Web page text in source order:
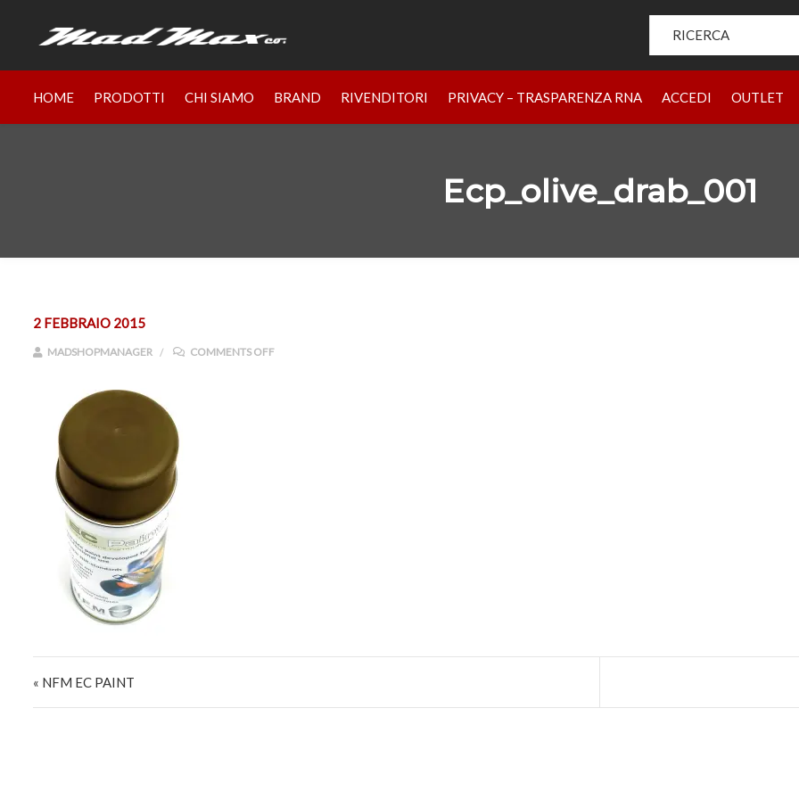
HOME PRODOTTI CHI SIAMO BRAND RIVENDITORI PRIVACY – TRASPARENZA RNA ACCEDI OUTLET
HOME PRODOTTI CHI SIAMO BRAND
Ecp_olive_drab_001
2 FEBBRAIO 2015
MADSHOPMANAGER COMMENTS OFFON ECP_OLIVE_DRAB_001
Navigazione articoli
« NFM EC PAINT